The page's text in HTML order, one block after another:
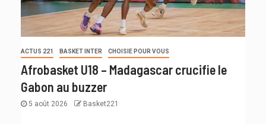
ACTUS 221 BASKET INTER CHOISIE POUR VOUS
Afrobasket U18 – Madagascar crucifie le
Gabon au buzzer
5 août 2026 Basket221